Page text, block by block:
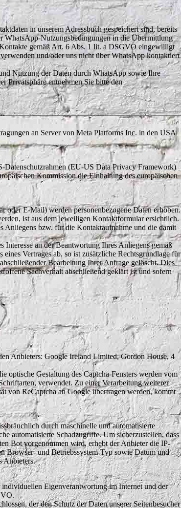
in unserem Adressbuch gespeichert sind, bereits
WhatsApp-Nutzungsbedingungen in die Übermittlung
gemäß Art. 6 Abs. 1 lit. a DSGVO eingewilligt
und/oder uns nicht über WhatsApp kontaktiert
Nutzung der Daten durch WhatsApp sowie Ihre
Privatsphäre entnehmen Sie bitte den
an Server von Meta Platforms Inc. in den USA
(EU-US Data Privacy Framework)
Kommission die Einhaltung des europäischen
E-Mail) werden personenbezogene Daten erhoben.
ist aus dem jeweiligen Kontaktformular ersichtlich.
Anliegens bzw. für die Kontaktaufnahme und die damit
Interesse an der Beantwortung Ihres Anliegens gemäß
Vertrages ab, so ist zusätzliche Rechtsgrundlage für
Bearbeitung Ihrer Anfrage gelöscht. Dies
Sachverhalt abschließend geklärt ist und sofern
Anbieters: Google Ireland Limited, Gordon House, 4
Gestaltung des Captcha-Fensters werden vom
verwendet. Zu einer Verarbeitung weiterer
von ReCaptcha an Google übertragen werden, kommt
durch maschinelle und automatisierte
automatisierte Schadzugriffe. Um sicherzustellen, dass
Bot vorgenommen wird, erhebt der Anbieter die IP-
Browser- und Betriebssystem-Typ sowie Datum und
Anbieters.
individuellen Eigenverantwortung im Internet und der
der den Schutz der Daten unserer Seitenbesucher